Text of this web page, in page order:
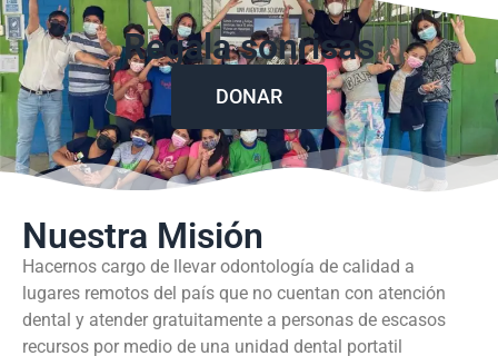
Regala sonrisas
DONAR
Nuestra Misión
Hacernos cargo de llevar odontología de calidad a
lugares remotos del país que no cuentan con atención
dental y atender gratuitamente a personas de escasos
recursos por medio de una unidad dental portatil